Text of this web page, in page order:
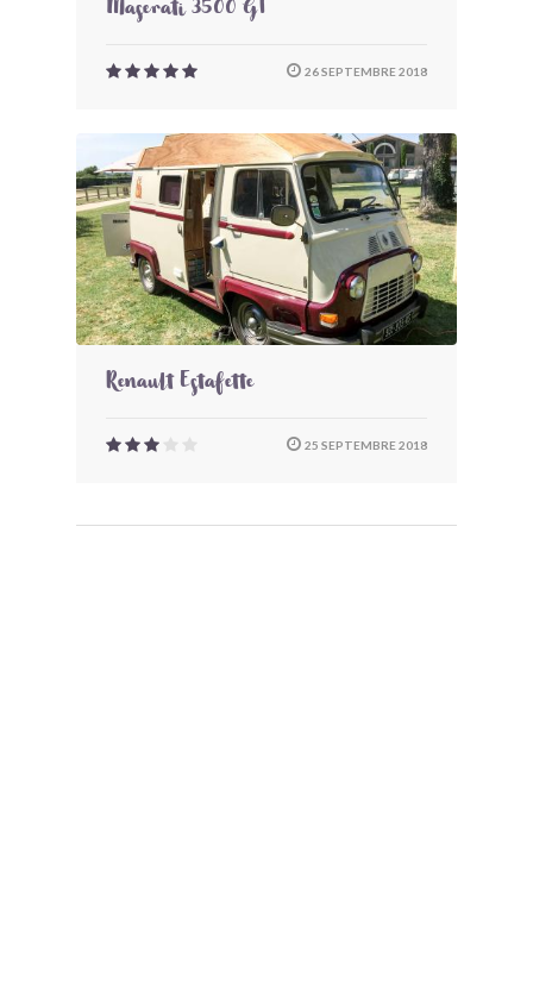
Maserati 3500 GT
26 SEPTEMBRE 2018
Renault Estafette
25 SEPTEMBRE 2018